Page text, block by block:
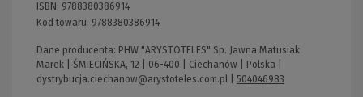
ISBN: 9788380386914
Kod towaru: 9788380386914
Dane producenta: PHW "ARYSTOTELES" Sp. Jawna Matusiak
Marek | ŚMIECIŃSKA, 12 | 06-400 | Ciechanów | Polska |
dystrybucja.ciechanow@arystoteles.com.pl
504046983